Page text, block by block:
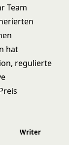
Team
hat
regulierte
Writer